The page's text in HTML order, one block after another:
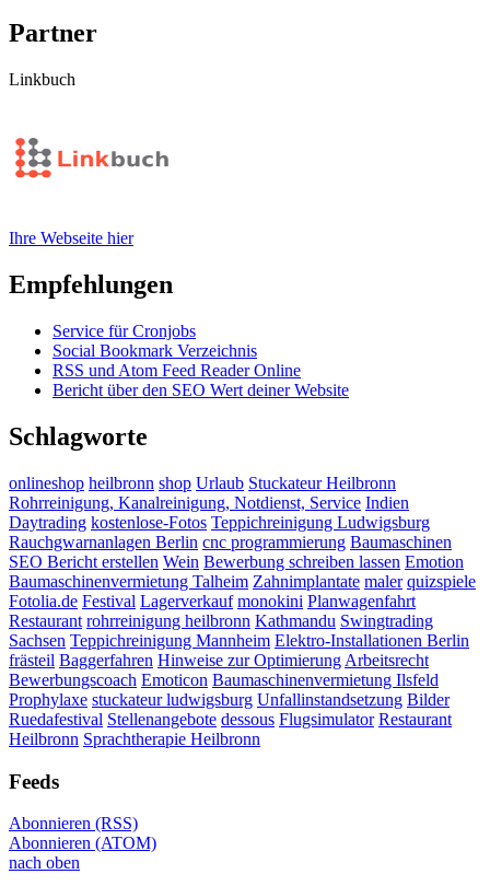
Partner
Linkbuch
Ihre Webseite hier
Empfehlungen
Service für Cronjobs
Social Bookmark Verzeichnis
RSS und Atom Feed Reader Online
Bericht über den SEO Wert deiner Website
Schlagworte
onlineshop heilbronn shop Urlaub Stuckateur Heilbronn
Rohrreinigung, Kanalreinigung, Notdienst, Service Indien
Daytrading kostenlose-Fotos Teppichreinigung Ludwigsburg
Rauchgwarnanlagen Berlin cnc programmierung Baumaschinen
SEO Bericht erstellen Wein Bewerbung schreiben lassen Emotion
Baumaschinenvermietung Talheim Zahnimplantate maler quizspiele
Fotolia.de Festival Lagerverkauf monokini Planwagenfahrt
Restaurant rohrreinigung heilbronn Kathmandu Swingtrading
Sachsen Teppichreinigung Mannheim Elektro-Installationen Berlin
frästeil Baggerfahren Hinweise zur Optimierung Arbeitsrecht
Bewerbungscoach Emoticon Baumaschinenvermietung Ilsfeld
Prophylaxe stuckateur ludwigsburg Unfallinstandsetzung Bilder
Ruedafestival Stellenangebote dessous Flugsimulator Restaurant
Heilbronn Sprachtherapie Heilbronn
Feeds
Abonnieren (RSS)
Abonnieren (ATOM)
nach oben